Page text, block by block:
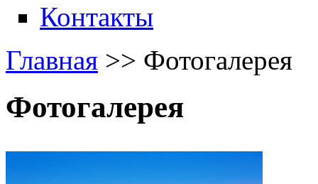
Контакты
Главная >> Фотогалерея
Фотогалерея